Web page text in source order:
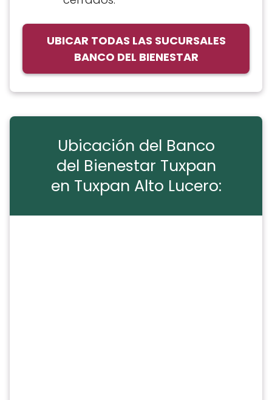
UBICAR TODAS LAS SUCURSALES
BANCO DEL BIENESTAR
Ubicación del Banco
del Bienestar Tuxpan
en Tuxpan Alto Lucero: